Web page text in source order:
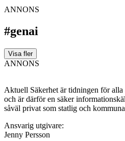
ANNONS
#genai
Visa fler
ANNONS
Aktuell Säkerhet är tidningen för
och är därför en säker
såväl privat som statlig och
Ansvarig utgivare:
Jenny Persson